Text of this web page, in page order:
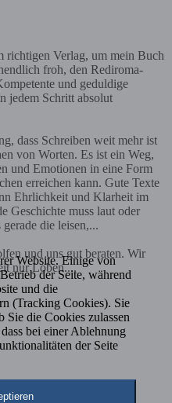
richtigen Verlag, um mein Buch
froh, den Rediroma-
und geduldige
jedem Schritt absolut
dass Schreiben weit mehr ist
von Worten. Es ist ein Weg,
und Emotionen in eine Form
erreichen kann. Gute Texte
Ehrlichkeit und Klarheit im
Geschichte muss laut oder
die leisen,...
und uns gut beraten. Wir
nur Loben....
Website. Einige von
der Seite, während
und die
(Tracking Cookies). Sie
Sie die Cookies zulassen
bei einer Ablehnung
der Seite